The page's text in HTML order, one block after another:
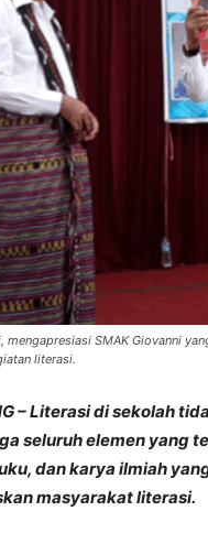
mengapresiasi SMAK Giovanni
literasi.
– Literasi di sekolah
seluruh elemen yang
dan karya ilmiah
masyarakat literasi.